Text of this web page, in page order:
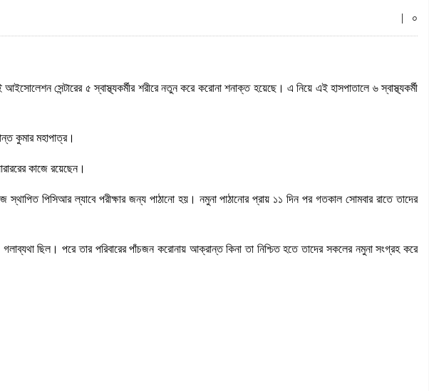
| ০
সেন্টারের ৫ স্বাস্থ্যকর্মীর শরীরে নতুন করে করোনা শনাক্ত হয়েছে। এ নিয়ে এই হাসপাতালে ৬ স্বাস্থ্যকর্মী
কুমার মহাপাত্র।
কাজে রয়েছেন।
পিসিআর ল্যাবে পরীক্ষার জন্য পাঠানো হয়। নমুনা পাঠানোর প্রায় ১১ দিন পর গতকাল সোমবার রাতে তাদের
ছিল। পরে তার পরিবারের পাঁচজন করোনায় আক্রান্ত কিনা তা নিশ্চিত হতে তাদের সকলের নমুনা সংগ্রহ করে